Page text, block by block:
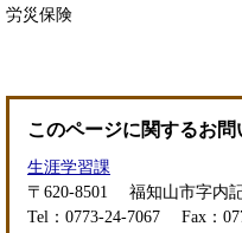
労災保険
このページに関するお問
生涯学習課
〒620-8501
福知山市字内
Tel：0773-24-7067
Fax：